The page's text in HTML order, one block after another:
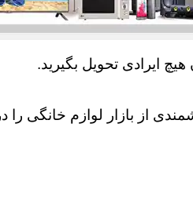
ایرادی تحویل بگیرید.
از بازار لوازم خانگی را در